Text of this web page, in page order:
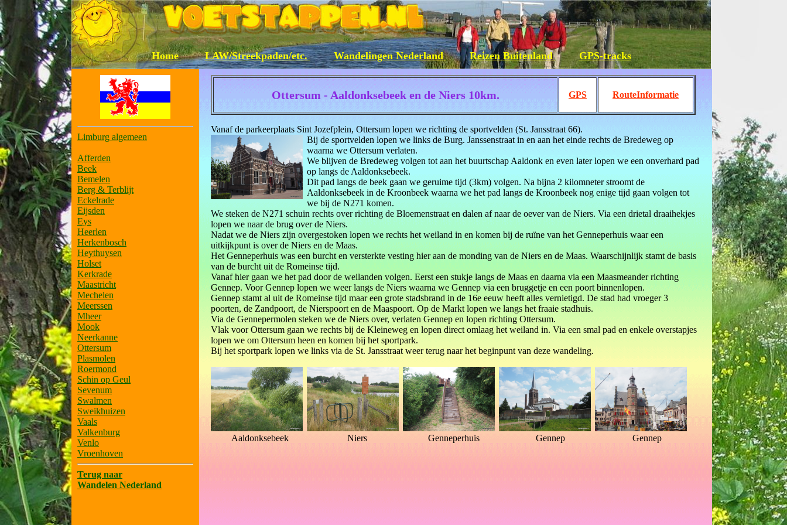
Home LAW/Streekpaden/etc. Wandelingen Nederland Reizen Buitenland GPS-tracks
Limburg algemeen
Afferden
Beek
Bemelen
Berg & Terblijt
Eckelrade
Eijsden
Eys
Heerlen
Herkenbosch
Heythuysen
Holset
Kerkrade
Maastricht
Mechelen
Meerssen
Mheer
Mook
Neerkanne
Ottersum
Plasmolen
Roermond
Schin op Geul
Sevenum
Swalmen
Sweikhuizen
Vaals
Valkenburg
Venlo
Vroenhoven
Terug naar
Wandelen Nederland
Ottersum - Aaldonksebeek en de Niers 10km. GPS RouteInformatie
Vanaf de parkeerplaats Sint Jozefplein, Ottersum lopen we richting de sportvelden (St. Jansstraat 66).
Bij de sportvelden lopen we links de Burg. Janssenstraat in en aan het einde rechts de Bredeweg op
waarna we Ottersum verlaten.
We blijven de Bredeweg volgen tot aan het buurtschap Aaldonk en even later lopen we een onverhard pad
op langs de Aaldonksebeek.
Dit pad langs de beek gaan we geruime tijd (3km) volgen. Na bijna 2 kilomneter stroomt de
Aaldonksebeek in de Kroonbeek waarna we het pad langs de Kroonbeek nog enige tijd gaan volgen tot
we bij de N271 komen.
We steken de N271 schuin rechts over richting de Bloemenstraat en dalen af naar de oever van de Niers. Via een drietal draaihekjes
lopen we naar de brug over de Niers.
Nadat we de Niers zijn overgestoken lopen we rechts het weiland in en komen bij de ruïne van het Genneperhuis waar een
uitkijkpunt is over de Niers en de Maas.
Het Genneperhuis was een burcht en versterkte vesting hier aan de monding van de Niers en de Maas. Waarschijnlijk stamt de basis
van de burcht uit de Romeinse tijd.
Vanaf hier gaan we het pad door de weilanden volgen. Eerst een stukje langs de Maas en daarna via een Maasmeander richting
Gennep. Voor Gennep lopen we weer langs de Niers waarna we Gennep via een bruggetje en een poort binnenlopen.
Gennep stamt al uit de Romeinse tijd maar een grote stadsbrand in de 16e eeuw heeft alles vernietigd. De stad had vroeger 3
poorten, de Zandpoort, de Nierspoort en de Maaspoort. Op de Markt lopen we langs het fraaie stadhuis.
Via de Gennepermolen steken we de Niers over, verlaten Gennep en lopen richting Ottersum.
Vlak voor Ottersum gaan we rechts bij de Kleineweg en lopen direct omlaag het weiland in. Via een smal pad en enkele overstapjes
lopen we om Ottersum heen en komen bij het sportpark.
Bij het sportpark lopen we links via de St. Jansstraat weer terug naar het beginpunt van deze wandeling.
Aaldonksebeek Niers Genneperhuis Gennep Gennep